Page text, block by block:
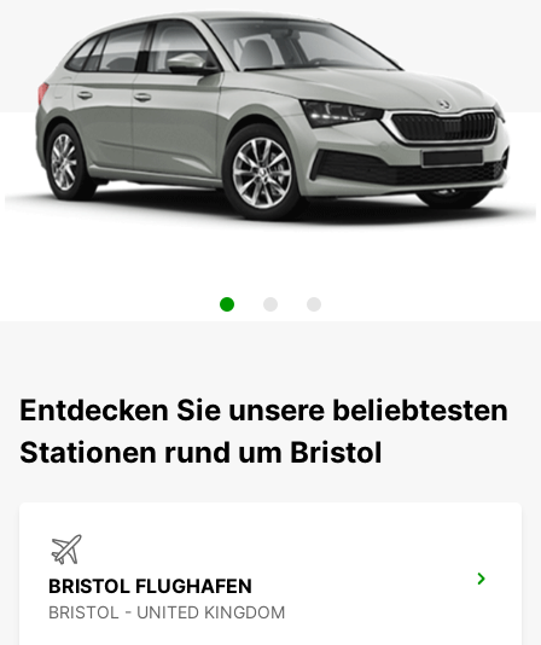
Entdecken Sie unsere beliebtesten
Stationen rund um Bristol
BRISTOL FLUGHAFEN
BRISTOL - UNITED KINGDOM